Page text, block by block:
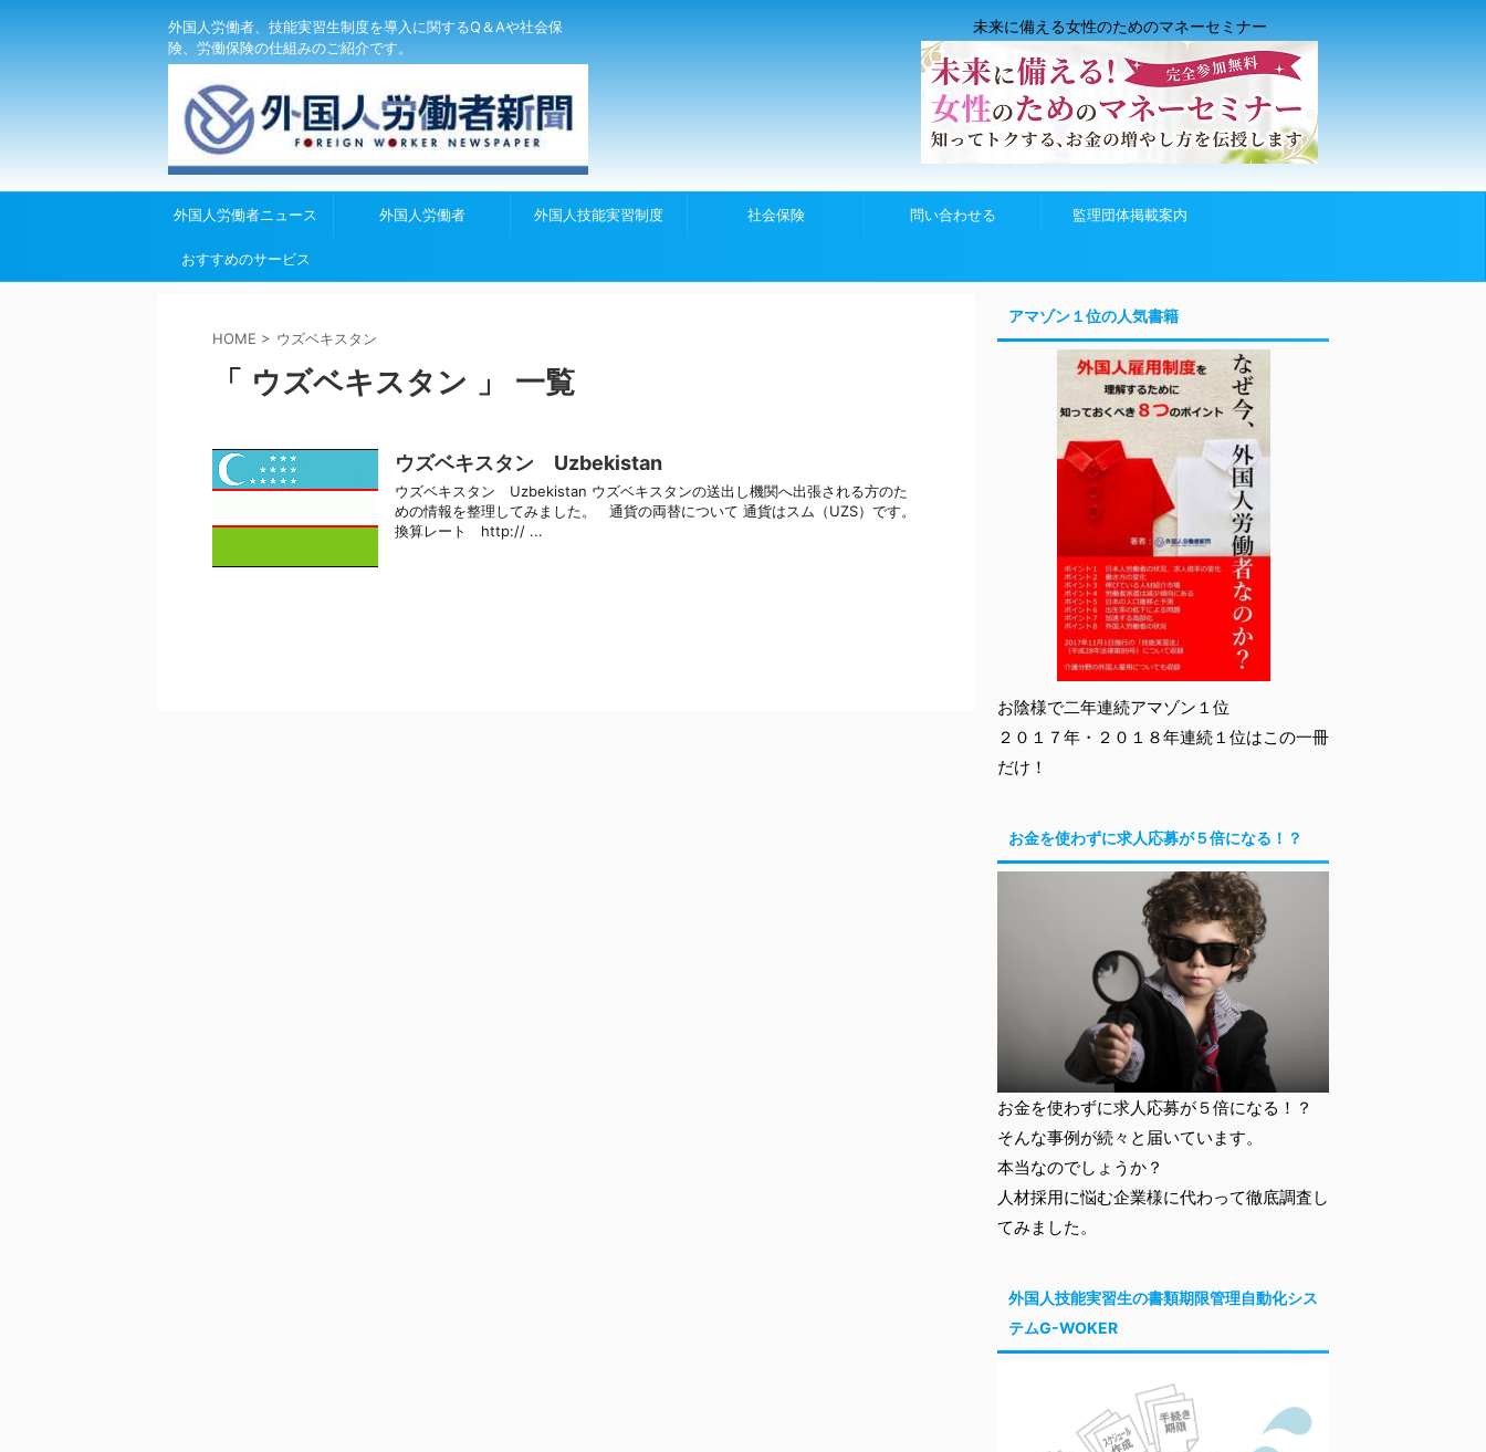
外国人労働者、技能実習生制度を導入に関するQ＆Aや社会保
険、労働保険の仕組みのご紹介です。
未来に備える女性のためのマネーセミナー
外国人労働者ニュース 外国人労働者 外国人技能実習制度 社会保険 問い合わせる 監理団体掲載案内
おすすめのサービス
HOME > ウズベキスタン
「 ウズベキスタン 」 一覧
ウズベキスタン Uzbekistan
ウズベキスタン Uzbekistan ウズベキスタンの送出し機関へ出張される方のた
めの情報を整理してみました。 通貨の両替について 通貨はスム（UZS）です。
換算レート http:// ...
アマゾン１位の人気書籍
お陰様で二年連続アマゾン１位
２０１７年・２０１８年連続１位はこの一冊
だけ！
お金を使わずに求人応募が５倍になる！？
お金を使わずに求人応募が５倍になる！？
そんな事例が続々と届いています。
本当なのでしょうか？
人材採用に悩む企業様に代わって徹底調査し
てみました。
外国人技能実習生の書類期限管理自動化シス
テムG-WOKER